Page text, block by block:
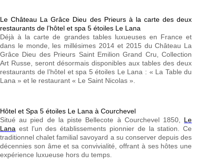
Le Château La Grâce Dieu des Prieurs à la carte des deux
restaurants de l’hôtel et spa 5 étoiles Le Lana
Déjà à la carte de grandes tables luxueuses en France et
dans le monde, les millésimes 2014 et 2015 du Château La
Grâce Dieu des Prieurs Saint Emilion Grand Cru, Collection
Art Russe, seront désormais disponibles aux tables des deux
restaurants de l’hôtel et spa 5 étoiles Le Lana : « La Table du
Lana » et le restaurant « Le Saint Nicolas ».
Hôtel et Spa 5 étoiles Le Lana à Courchevel
Situé au pied de la piste Bellecote à Courchevel 1850, Le
Lana est l’un des établissements pionnier de la station. Ce
traditionnel chalet familial savoyard a su conserver depuis des
décennies son âme et sa convivialité, offrant à ses hôtes une
expérience luxueuse hors du temps.